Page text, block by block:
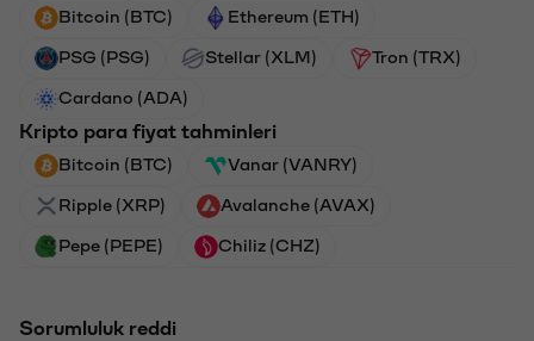
Bitcoin (BTC) Ethereum (ETH)
PSG (PSG) Stellar (XLM) Tron (TRX)
Cardano (ADA)
Kripto para fiyat tahminleri
Bitcoin (BTC) Vanar (VANRY)
Ripple (XRP) Avalanche (AVAX)
Pepe (PEPE) Chiliz (CHZ)
Sorumluluk reddi